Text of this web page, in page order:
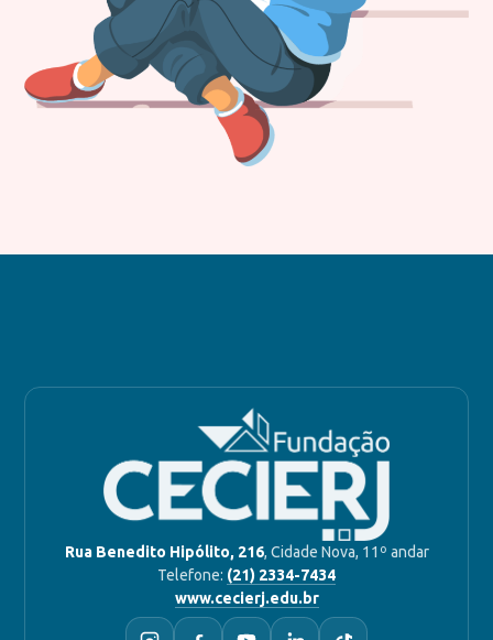
Rua Benedito Hipólito, 216, Cidade Nova, 11º andar
Telefone: (21) 2334-7434
www.cecierj.edu.br